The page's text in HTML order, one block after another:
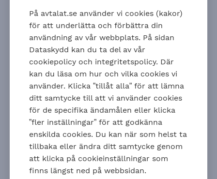
tillsammans med make, maka, barn och föräldrar
äger minst en tredjedel av aktierna.
Försäkringsskydd för
företagare
Företagare omfattas inte automatiskt av
kollektivavtalad tjänstepension och försäkring,
förutom Trygghetsförsäkring vid arbetsskada (
Det är viktigt att se till att även företagaren har ett
bra försäkringsskydd.
Det finns olika alternativ för att ordna
försäkringsskyddet:
Teckna kollektivavtalad tjänstepension och
försäkringar, ITP via Collectum och försäkringar via
På avtalat.se använder vi cookies (kakor)
för att underlätta och förbättra din
användning av vår webbplats. På sidan
Dataskydd kan du ta del av vår
cookiepolicy och integritetspolicy. Där
kan du läsa om hur och vilka cookies vi
använder. Klicka ”tillåt alla” för att lämna
ditt samtycke till att vi använder cookies
för de specifika ändamålen eller klicka
”fler inställningar” för att godkänna
enskilda cookies. Du kan när som helst ta
tillbaka eller ändra ditt samtycke genom
att klicka på cookieinställningar som
finns längst ned på webbsidan.